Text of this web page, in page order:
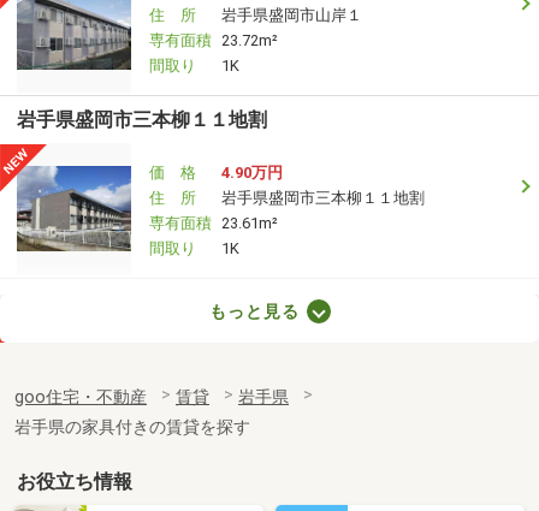
住 所
岩手県盛岡市山岸１
専有面積 23.72m²
間取り
1K
岩手県盛岡市三本柳１１地割
価 格
4.90万円
住 所
岩手県盛岡市三本柳１１地割
専有面積 23.61m²
間取り
1K
専有面積
23.61m²
間取り
1K
岩手県盛岡市長田町
もっと見る
goo住宅・不動産 賃貸
岩手県
岩手県の家具付きの賃貸を探す
お役立ち情報